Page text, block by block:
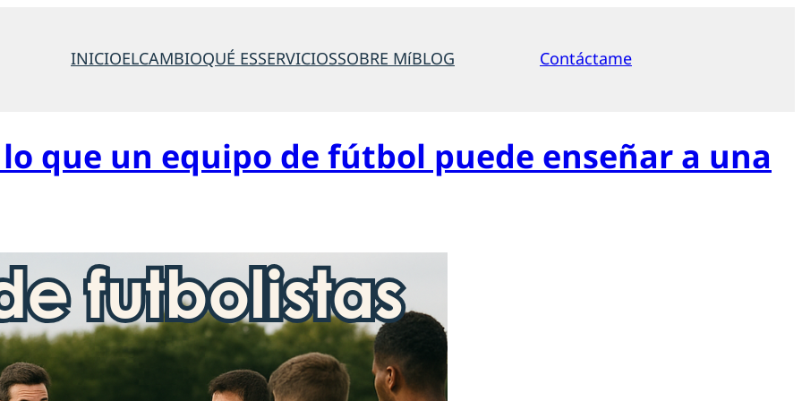
INICIOELCAMBIOQUÉ ESSERVICIOSSOBRE MíBLOG Contáctame
que un equipo de fútbol puede enseñar a una